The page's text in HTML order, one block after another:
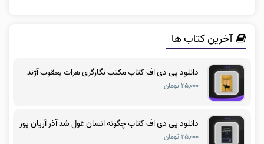
آخرین کتاب ها
دانلود پی دی اف کتاب مکتب نگارگری هرات یعقوب آژند
۲۵,۰۰۰ تومان
دانلود پی دی اف کتاب چگونه انسان غول شد آذر آریان پور
۲۵,۰۰۰ تومان